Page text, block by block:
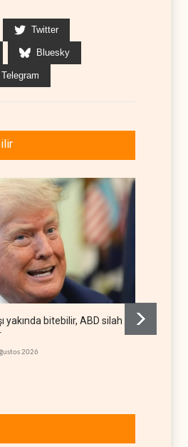
Twitter
Bluesky
Telegram
yakında bitebilir, ABD silah
2026